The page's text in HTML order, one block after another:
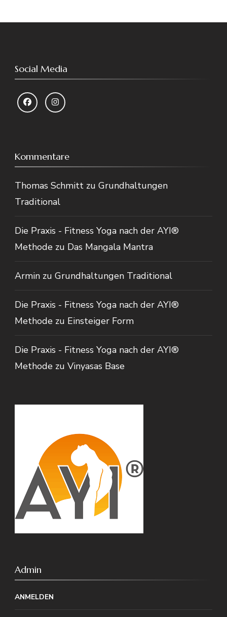
Social Media
Kommentare
Thomas Schmitt zu Grundhaltungen
Traditional
Die Praxis - Fitness Yoga nach der AYI®
Methode zu Das Mangala Mantra
Armin zu Grundhaltungen Traditional
Die Praxis - Fitness Yoga nach der AYI®
Methode zu Einsteiger Form
Die Praxis - Fitness Yoga nach der AYI®
Methode zu Vinyasas Base
Admin
ANMELDEN